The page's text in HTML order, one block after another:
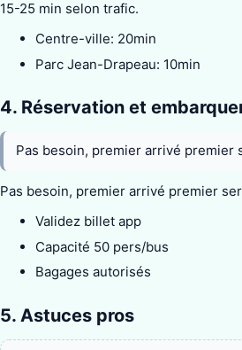
15-25 min selon trafic.
Centre-ville: 20min
Parc Jean-Drapeau: 10min
4. Réservation et
Pas besoin, premier arrivé premier
Pas besoin, premier arrivé premier
Validez billet app
Capacité 50 pers/bus
Bagages autorisés
5. Astuces pros